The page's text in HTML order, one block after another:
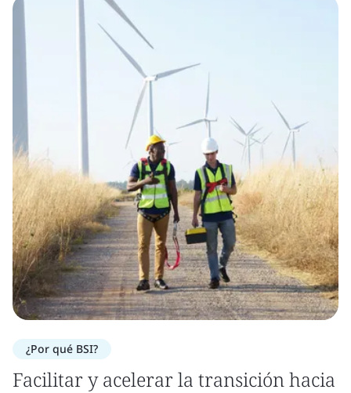
¿Por qué BSI?
Facilitar y acelerar la transición hacia